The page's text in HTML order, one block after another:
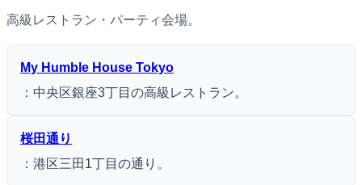
高級レストラン・パーティ会場。
My Humble House Tokyo
：中央区銀座3丁目の高級レストラン。
桜田通り
：港区三田1丁目の通り。